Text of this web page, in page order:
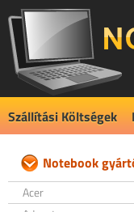
Szállítási Költségek
Notebook
Acer